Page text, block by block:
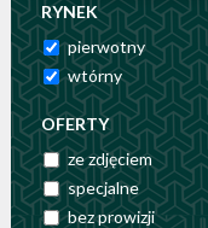
RYNEK
pierwotny
wtórny
OFERTY
ze zdjęciem
specjalne
bez prowizji